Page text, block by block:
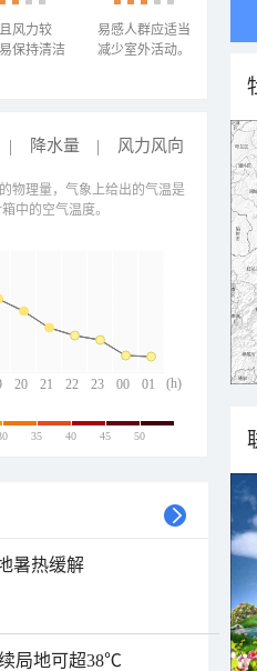
风力较
保持清洁
易感人群应适当
减少室外活动。
降水量 风力风向
20 21 22 23 00 01
(h)
物理量，气象上给出的气温是
中的空气温度。
35 40 45 50
暑热缓解
局地可超38℃